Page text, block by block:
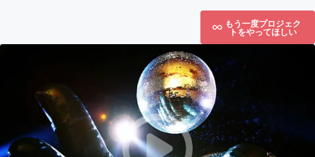
もう一度プロジェク
トをやってほしい